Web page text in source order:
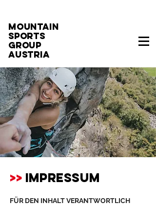
MOUNTAIN
SPORTS
GROUP
AUSTRIA
>> IMPRESSUM
FÜR DEN INHALT VERANTWORTLICH